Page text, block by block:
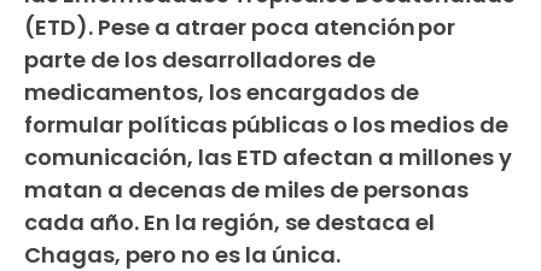
(ETD). Pese a atraer poca atención por
parte de los desarrolladores de
medicamentos, los encargados de
formular políticas públicas o los medios de
comunicación, las ETD afectan a millones y
matan a decenas de miles de personas
cada año. En la región, se destaca el
Chagas, pero no es la única.